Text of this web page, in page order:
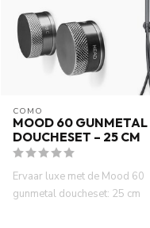
COMO
MOOD 60 GUNMETAL
DOUCHESET – 25 CM
Ervaar luxe met de Mood 60
gunmetal doucheset: 25 cm